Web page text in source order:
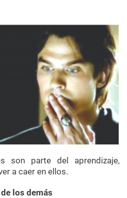
son parte del aprendizaje,
a caer en ellos.
los demás